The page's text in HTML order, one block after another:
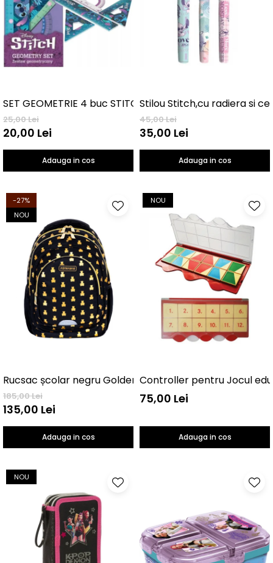
SET GEOMETRIE 4 buc STITCH
25,00 Lei
20,00 Lei
Adauga in cos
Stilou Stitch,cu radiera si
45,00 Lei
35,00 Lei
Adauga in cos
-27%
NOU
Rucsac școlar negru GoldenTeddy 3
185,00 Lei
135,00 Lei
Adauga in cos
NOU
Controller pentru Jocul
75,00 Lei
Adauga in cos
NOU